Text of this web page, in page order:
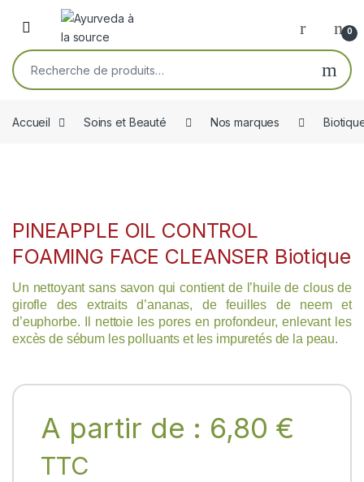
Skip to navigation
Skip to content
Open 0
Recherche pour :
Accueil Soins et Beauté Nos marques
PINEAPPLE OIL CONTROL
FOAMING FACE CLEANSER Biotique
Un nettoyant sans savon qui contient de l’huile de clous de
girofle des extraits d’ananas, de feuilles de neem et
d’euphorbe. Il nettoie les pores en profondeur, enlevant les
excès de sébum les polluants et les impuretés de la peau.
A partir de : 6,80 €
TTC